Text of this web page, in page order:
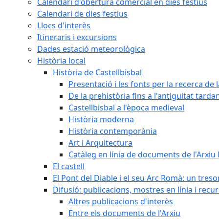
Calendari de dies festius
Llocs d'interès
Itineraris i excursions
Dades estació meteorològica
Història local
Història de Castellbisbal
Presentació i les fonts per la recerca de
De la prehistòria fins a l'antiguitat
Castellbisbal a l'època medieval
Història moderna
Història contemporània
Art i Arquitectura
Catàleg en línia de documents de
El castell
El Pont del Diable i el seu Arc Romà: un
Difusió: publicacions, mostres en línia i
Altres publicacions d'interès
Entre els documents de l'Arxiu